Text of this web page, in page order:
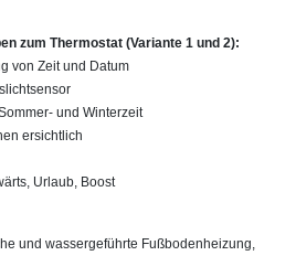
zum Thermostat (Variante 1 und 2):
von Zeit und Datum
und Winterzeit
ersichtlich
Urlaub, Boost
und wassergeführte Fußbodenheizung,